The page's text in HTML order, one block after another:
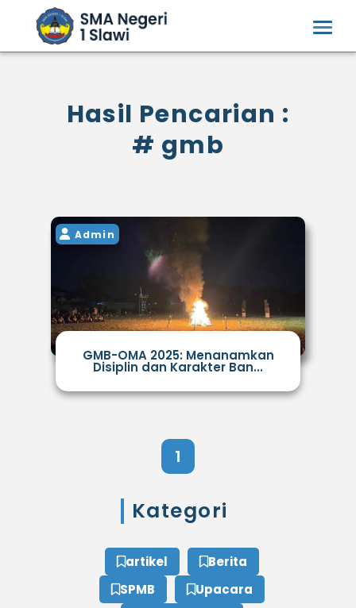
Hasil Pencarian :
# gmb
Admin
GMB-OMA 2025: Menanamkan
Disiplin dan Karakter Ban...
1
Kategori
artikel
Berita
SPMB
Upacara